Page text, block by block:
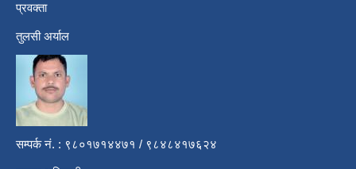
प्रवक्ता
तुलसी अर्याल
सम्पर्क नं. : ९८०१७१४४७१ / ९८४८४१७६२४